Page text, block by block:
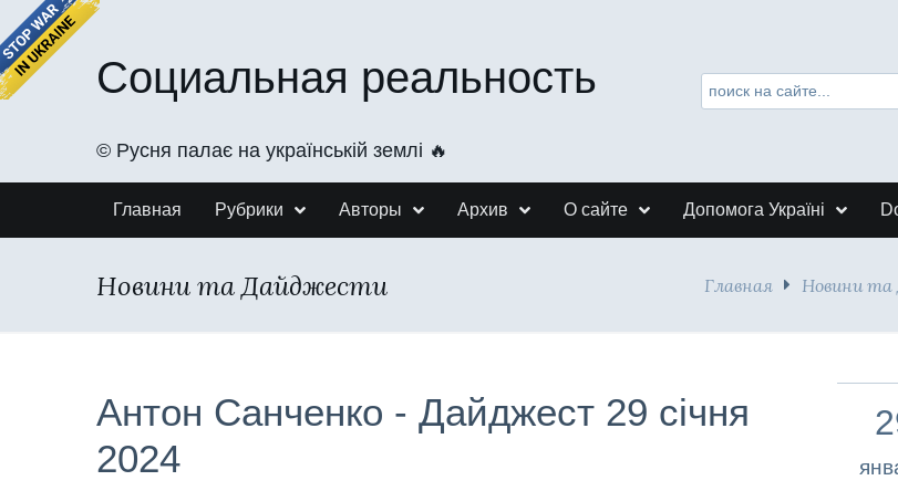
Социальная реальность
©️ Русня палає на українській землі 🔥
Главная Рубрики Авторы Архив О сайте Допомога Україні
Новини та Дайджести Главная Новини
Антон Санченко - Дайджест 29 січня
2024